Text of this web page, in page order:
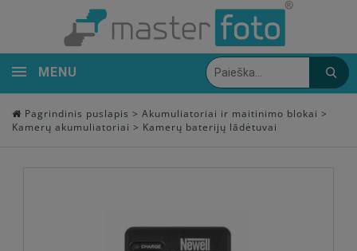
MENU
Pagrindinis puslapis > Akumuliatoriai ir maitinimo blokai >
Kamerų akumuliatoriai > Kamerų baterijų lādėtuvai